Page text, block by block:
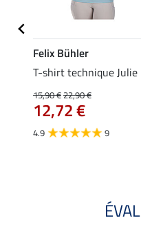
Felix Bühler
T-shirt technique Julie
15,90 €22,90 €
12,72 €
4.9 9